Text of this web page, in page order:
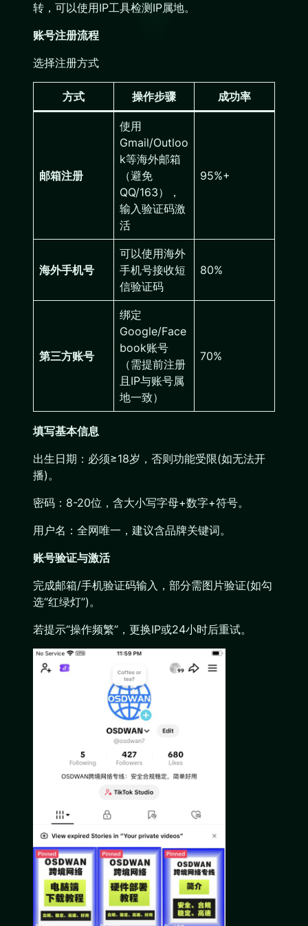
转，可以使用IP工具检测IP属地。
账号注册流程
选择注册方式
方式 操作步骤 成功率
邮箱注册
使用
Gmail/Outloo
k等海外邮箱
（避免
QQ/163），
输入验证码激
活
95%+
海外手机号
可以使用海外
手机号接收短
信验证码
80%
第三方账号
绑定
Google/Face
book账号
（需提前注册
且IP与账号属
地一致）
70%
填写基本信息
出生日期：必须≥18岁，否则功能受限(如无法开
播)。
密码：8-20位，含大小写字母+数字+符号。
用户名：全网唯一，建议含品牌关键词。
账号验证与激活
完成邮箱/手机验证码输入，部分需图片验证(如勾
选“红绿灯”)。
若提示“操作频繁”，更换IP或24小时后重试。